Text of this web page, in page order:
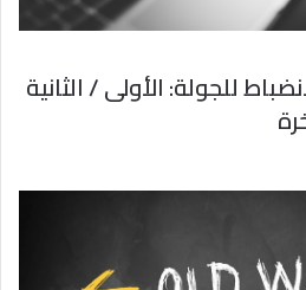
للجولة: الأولى / الثانية